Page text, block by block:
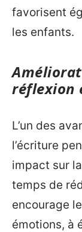
favorisent
les enfants.
réflexion
L’un des
l’écriture
impact sur
temps de
encourage
émotions, à